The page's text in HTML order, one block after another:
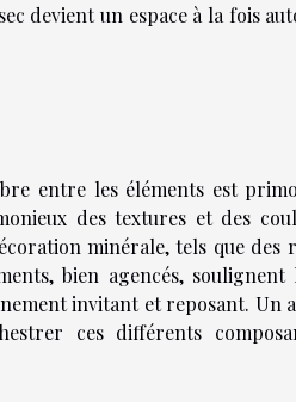
devient un espace à la fois
entre les éléments est
des textures et des
minérale, tels que des
bien agencés, soulignent
invitant et reposant. Un
ces différents